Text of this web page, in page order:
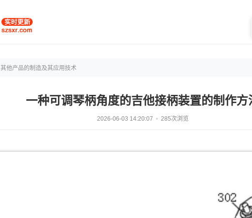
其他产品的制造及其应用技术
一种可调琴柄角度的吉他接柄装置的制作方
2026-06-03 14:20:07 285次浏览